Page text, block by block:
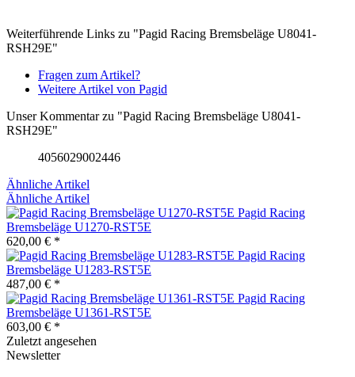
Weiterführende Links zu "Pagid Racing Bremsbeläge U8041-
RSH29E"
Fragen zum Artikel?
Weitere Artikel von Pagid
Unser Kommentar zu "Pagid Racing Bremsbeläge U8041-
RSH29E"
4056029002446
Ähnliche Artikel
Ähnliche Artikel
Pagid Racing
Bremsbeläge U1270-RST5E
620,00 € *
Pagid Racing
Bremsbeläge U1283-RST5E
487,00 € *
Pagid Racing
Bremsbeläge U1361-RST5E
603,00 € *
Zuletzt angesehen
Newsletter